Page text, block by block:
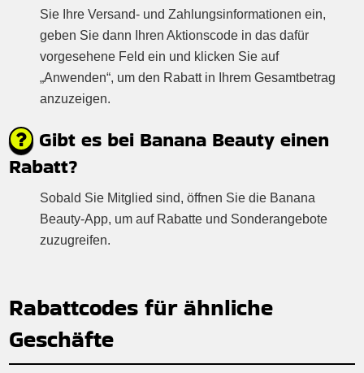
Sie Ihre Versand- und Zahlungsinformationen ein,
geben Sie dann Ihren Aktionscode in das dafür
vorgesehene Feld ein und klicken Sie auf
„Anwenden“, um den Rabatt in Ihrem Gesamtbetrag
anzuzeigen.
Gibt es bei Banana Beauty einen
Rabatt?
Sobald Sie Mitglied sind, öffnen Sie die Banana
Beauty-App, um auf Rabatte und Sonderangebote
zuzugreifen.
Rabattcodes für ähnliche
Geschäfte